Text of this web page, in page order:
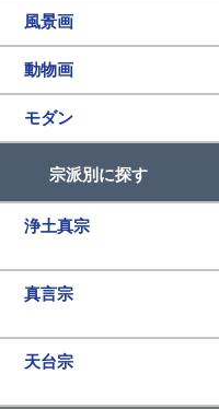
風景画
動物画
モダン
宗派別に探す
浄土真宗
真言宗
天台宗